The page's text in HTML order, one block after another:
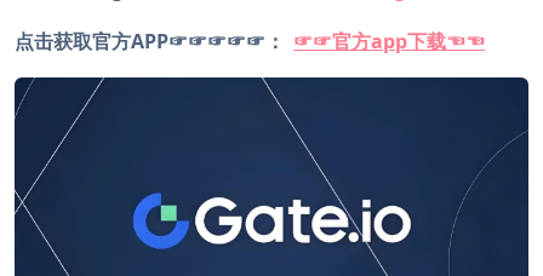
点击获取官方APP☞☞☞☞☞：
☞☞官方app下载☜☜